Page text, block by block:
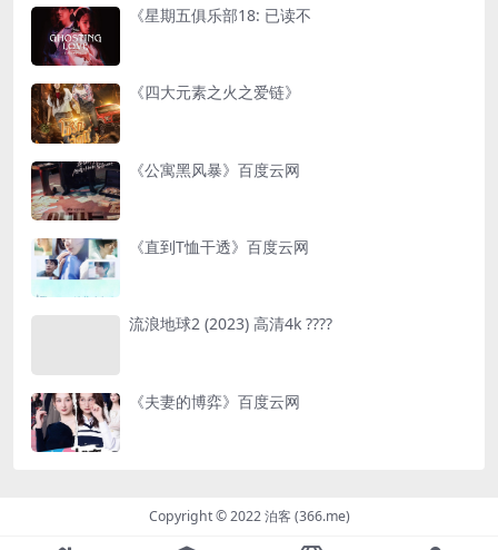
《星期五俱乐部18: 已读不
《四大元素之火之爱链》
《公寓黑风暴》百度云网
《直到T恤干透》百度云网
流浪地球2 (2023) 高清4k ????
《夫妻的博弈》百度云网
Copyright © 2022 泊客 (366.me)